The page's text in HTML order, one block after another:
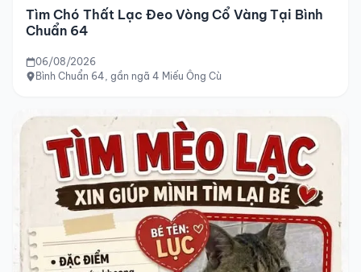
Tìm Chó Thất Lạc Đeo Vòng Cổ Vàng Tại Bình
Chuẩn 64
06/08/2026
Bình Chuẩn 64, gần ngã 4 Miếu Ông Cù